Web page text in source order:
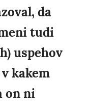
da
tudi
uspehov
kakem
on ni